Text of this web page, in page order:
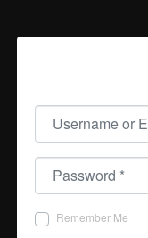
Username or Email
Password
Remember Me